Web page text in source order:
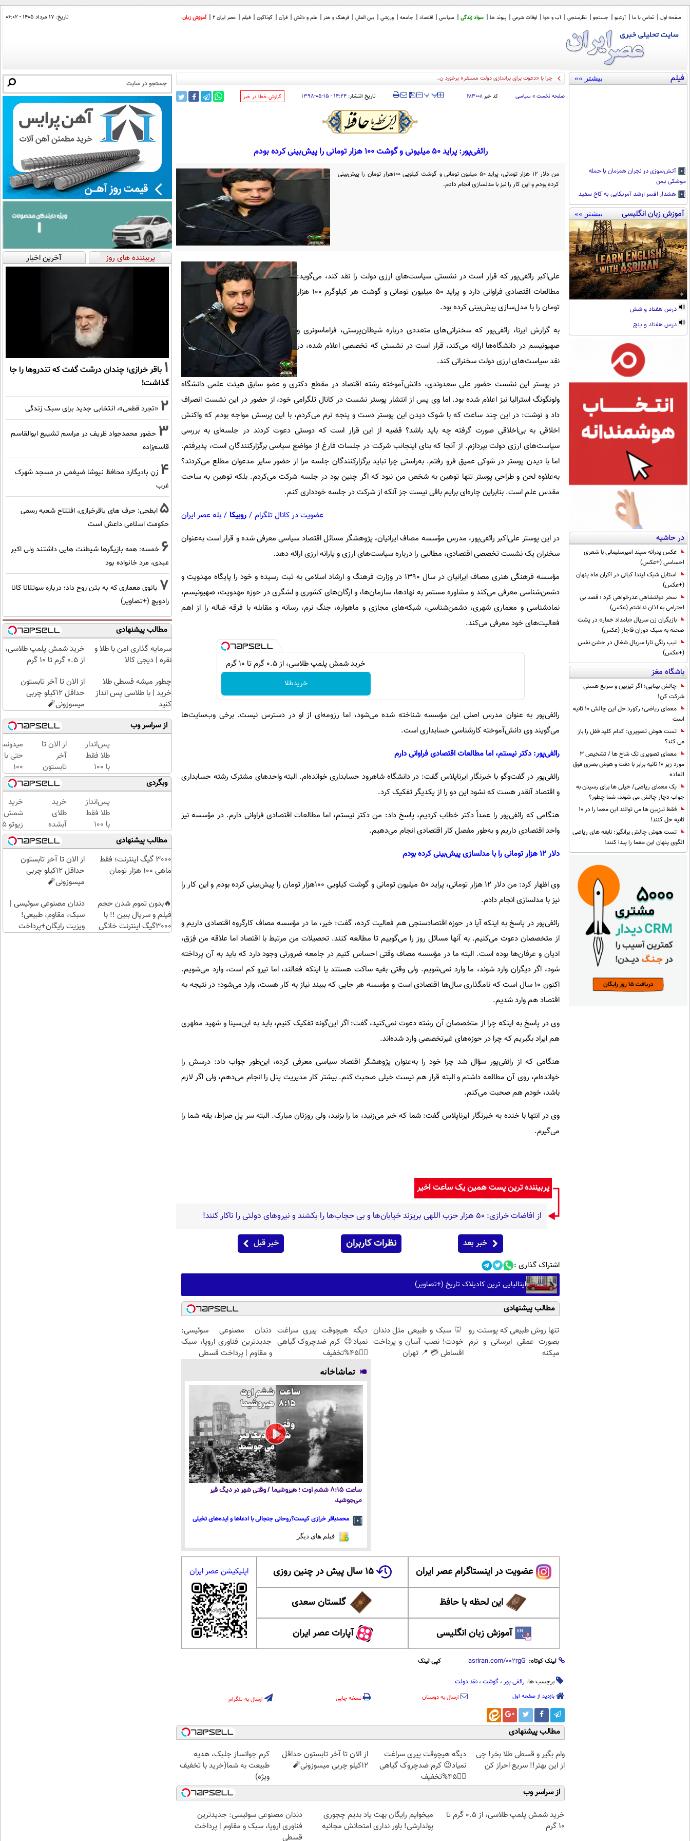
صفحه اول تماس با ما آرشیو جستجو نظرسنجی آب و هوا اوقات شرعی پیوند ها سواد زندگی سیاسی اقتصاد جامعه ورزشی بین الملل فرهنگ و هنر علم و دانش قرآن گوناگون فیلم عصر ایران 2 آموزش زبان تاریخ: ۱۷ مرداد ۱۴۰۵ - ۰۶:۰۲
فیلم بیشتر »»
آتش‌سوزی در نجران همزمان با حمله
موشکی یمن
هشدار افسر ارشد آمریکایی به کاخ سفید
آموزش زبان انگلیسی بیشتر »»
درس هفتاد و شش
درس هفتاد و پنج
در حاشیه
عکس پدرانه سپند امیرسلیمانی با شعری
احساسی (+عکس)
استایل شیک لیندا کیانی در اکران ماه پنهان
(+عکس)
سحر دولتشاهی عذرخواهی کرد ؛ قصد بی
احترامی به اذان نداشتم (عکس)
بازیگران زن سریال «بامداد خمار» در پشت
صحنه به سبک دوران قاجار (عکس)
تیپ رنگی تارا سریال شغال در جشن نفس
(+عکس)
باشگاه مغز
چالش بینایی؛ اگر تیزبین و سریع هستی
شرکت کن!
معمای ریاضی؛ رکورد حل این چالش 10 ثانیه
است
تست هوش تصویری: کدام کلید قفل را باز
می کند؟
معمای تصویری تک شاخ ها / تشخیص 3
مورد زیر 10 ثانیه برابر با دقت و هوش بصری فوق
العاده
یک معمای ریاضی/ خیلی ها برای رسیدن به
جواب دچار چالش می شوند، شما چطور؟
فقط تیزبین ها می توانند این معما را در 10
ثانیه حل کنند!
تست هوش چالش برانگیز: نابغه های ریاضی
الگوی پنهان این معما را پیدا کنند!
چرا با «دعوت برای براندازی دولت مستقر» برخورد نمی شود؟
صفحه نخست » سیاسی کد خبر ۶۸۳۰۰۸ ‍‍‍ پ پ تاریخ انتشار: ۱۴:۲۴ - ۱۵-۰۵-۱۳۹۸ ‌گزارش خطا در خبر
رائفی‌پور: پراید 50 میلیونی و گوشت 100 هزار تومانی را پیش‌بینی کرده بودم
من دلار ۱۲ هزار تومانی، پراید ۵۰ میلیون تومانی و گوشت کیلویی ۱۰۰هزار تومان را پیش‌بینی
کرده بودم و این کار را نیز با مدلسازی انجام دادم.
علی‌اکبر رائفی‌پور که قرار است در نشستی سیاست‌های ارزی دولت را نقد کند، می‌گوید:
مطالعات اقتصادی فراوانی دارد و پراید ۵۰ میلیون تومانی و گوشت هر کیلوگرم ۱۰۰ هزار
تومان را با مدل‌سازی پیش‌بینی کرده بود.
به گزارش ایرنا، رائفی‌پور که سخنرانی‌های متعددی درباره شیطان‌پرستی، فراماسونری و
صهیونیسم در دانشگاه‌ها ارائه می‌کند، قرار است در نشستی که تخصصی اعلام شده، در
نقد سیاست‌های ارزی دولت سخنرانی کند.
در پوستر این نشست حضور علی سعدوندی، دانش‌آموخته رشته اقتصاد در مقطع دکتری و عضو سابق هیئت علمی دانشگاه
ولونگونگ استرالیا نیز اعلام شده بود. اما وی پس از انتشار پوستر نشست در کانال تلگرامی خود، از حضور در این نشست انصراف
داد و نوشت: در این چند ساعت که با شوک دیدن این پوستر دست و پنجه نرم می‌کردم، با این پرسش مواجه بودم که واکنش
اخلاقی به بی‌اخلاقی صورت گرفته چه باید باشد؟ قضیه از این قرار است که دوستی دعوت کردند در جلسه‌ای به بررسی
سیاست‌های ارزی دولت بپردازم. از آنجا که بنای اینجانب شرکت در جلسات فارغ از مواضع سیاسی برگزارکنندگان است، پذیرفتم.
اما با دیدن پوستر در شوکی عمیق فرو رفتم. به‌راستی چرا نباید برگزارکنندگان جلسه مرا از حضور سایر مدعوان مطلع می‌کردند؟
به‌علاوه لحن و طراحی پوستر تنها توهین به شخص من نبود که اگر چنین بود در جلسه شرکت می‌کردم. بلکه توهین به ساحت
مقدس علم است. بنابراین چاره‌ای برایم باقی نیست جز آنکه از شرکت در جلسه خودداری کنم.
عضویت در کانال تلگرام / روبیکا / بله عصر ایران
در این پوستر علی‌اکبر رائفی‌پور، مدرس مؤسسه مصاف ایرانیان، پژوهشگر مسائل اقتصاد سیاسی معرفی شده و قرار است به‌عنوان
سخنران یک نشست تخصصی اقتصادی، مطالبی را درباره سیاست‌های ارزی و یارانه ارزی ارائه دهد.
مؤسسه فرهنگی هنری مصاف ایرانیان در سال ۱۳۹۰ در وزارت فرهنگ و ارشاد اسلامی به ثبت رسیده و خود را پایگاه‌ مهدویت و
دشمن‌شناسی معرفی می‌کند و مشاوره مستمر به نهادها، سازمان‌ها، و ارگان‌های کشوری و لشگری در حوزه مهدویت، صهیونیسم،
نمادشناسی و معماری شهری، دشمن‌شناسی، شبکه‌های مجازی و ماهواره، جنگ نرم، رسانه و مقابله با فرقه ضاله را از اهم
فعالیت‌های خود معرفی می‌کند.
خرید شمش پلمپ طلاسی، از ۰.۵ گرم تا ۱۰ گرم
خریدطلا
رائفی‌پور به عنوان مدرس اصلی این مؤسسه شناخته شده می‌شود، اما رزومه‌ای از او در دسترس نیست. برخی وب‌سایت‌ها
می‌گویند وی دانش‌آموخته کارشناسی حسابداری است.
رائفی‌پور: دکتر نیستم، اما مطالعات اقتصادی فراوانی دارم
رائفی‌پور در گفت‌وگو با خبرنگار ایرناپلاس گفت: در دانشگاه شاهرود حسابداری خوانده‌ام. البته واحدهای مشترک رشته حسابداری
و اقتصاد آنقدر هست که نشود این دو را از یکدیگر تفکیک کرد.
هنگامی که رائفی‌پور را عمداً دکتر خطاب کردیم، پاسخ داد: من دکتر نیستم، اما مطالعات اقتصادی فراوانی دارم. در مؤسسه نیز
واحد اقتصادی داریم و به‌طور مفصل کار اقتصادی انجام می‌دهیم.
دلار ۱۲ هزار تومانی را با مدلسازی پیش‌بینی کرده بودم
وی اظهار کرد: من دلار ۱۲ هزار تومانی، پراید ۵۰ میلیون تومانی و گوشت کیلویی ۱۰۰هزار تومان را پیش‌بینی کرده بودم و این کار را
نیز با مدلسازی انجام دادم.
رائفی‌پور در پاسخ به اینکه آیا در حوزه اقتصادسنجی هم فعالیت کرده، گفت: خیر، ما در مؤسسه مصاف کارگروه اقتصادی داریم و
از متخصصان دعوت می‌کنیم. به آنها مسائل روز را می‌گوییم تا مطالعه کنند. تحصیلات من مرتبط با اقتصاد اما علاقه من فِرَق،
ادیان و عرفان‌ها بوده است. البته ما در مؤسسه مصاف وقتی احساس کنیم در جامعه ضرورتی وجود دارد که باید به آن پرداخته
شود، اگر دیگران وارد شوند، ما وارد نمی‌شویم. ولی وقتی بقیه ساکت هستند یا اینکه فعالند، اما نیرو کم است، وارد می‌شویم.
اکنون ۱۰ سال است که نامگذاری سال‌ها اقتصادی است و مؤسسه هر جایی که ببیند نیاز به کار هست، وارد می‌شود؛ در نتیجه به
اقتصاد هم وارد شدیم.
وی در پاسخ به اینکه چرا از متخصصان آن رشته دعوت نمی‌کنید، گفت: اگر این‌گونه تفکیک کنیم، باید به ابن‌سینا و شهید مطهری
هم ایراد بگیریم که چرا در حوزه‌های غیرتخصصی وارد شده‌اند.
هنگامی که از رائفی‌پور سؤال شد چرا خود را به‌عنوان پژوهشگر اقتصاد سیاسی معرفی کرده، این‌طور جواب داد: درسش را
خوانده‌ام، روی آن مطالعه داشتم و البته قرار هم نیست خیلی صحبت کنم. بیشتر کار مدیریت پنل را انجام می‌دهم، ولی اگر لازم
باشد، خودم هم صحبت می‌کنم.
وی در انتها با خنده به خبرنگار ایرناپلاس گفت: شما که خبر می‌زنید، ما را بزنید، ولی روزتان مبارک. البته سر پل صراط، یقه شما را
می‌گیرم.
پربیننده ترین پست همین یک ساعت اخیر
از افاضات خرازی: ۵۰ هزار حزب اللهی بریزند خیابان‌ها و بی حجاب‌ها را بکشند و نیرو‌های دولتی را ناکار کنند!
خبر بعد نظرات کاربران خبر قبل
اشتراک گذاری :
ایتالیایی ترین کادیلاک تاریخ (+تصاویر)
مطالب پیشنهادی
تنها روش طبیعی که پوستت رو
بصورت عمقی ابرسانی و نرم
میکنه
🦷 سبک و طبیعی مثل دندان
خودت! نصب آسان و پرداخت
اقساطی 💳 📍 تهران
دیگه هیچوقت پیری سراغت
نمیاد😉 کرم ضدچروک گیاهی
👈🏻45%تخفیف
دندان مصنوعی سوئیسی:
جدیدترین فناوری اروپا، سبک
و مقاوم | پرداخت قسطی
تماشاخانه
ساعت ۸:۱۵ ششم اوت ؛ هیروشیما / وقتی شهر در دیگ قیر
می‌جوشید
محمدباقر خرازی کیست؟روحانی جنجالی با ادعاها و ایده‌های تخیلی
فیلم های دیگر
عضویت در اینستاگرام عصر ایران ۱۵ سال پیش در چنین روزی
این لحظه با حافظ گلستان سعدی
آموزش زبان انگلیسی آپارات عصر ایران
اپلیکیشن عصر ایران
لینک کوتاه: کپی لینک
برچسب ها: رائفی پور ، گوشت ، نقد دولت
بازدید از صفحه اول ارسال به دوستان نسخه چاپی ارسال به تلگرام
مطالب پیشنهادی
وام بگیر و قسطی طلا بخر! چی
از این بهتر!! سریع احراز کن
دیگه هیچوقت پیری سراغت
نمیاد😉 کرم ضدچروک گیاهی
👈🏻45%تخفیف
از الان تا آخر تابستون حداقل
12کیلو چربی میسوزونی🧨
کرم جوانساز جلبک، هدیه
طبیعت به شما(خرید با تخفیف
ویژه)
از سراسر وب
خرید شمش پلمپ طلاسی، از ۰.۵ گرم تا
۱۰ گرم
میخوایم رایگان بهت یاد بدیم چجوری
پولدارشی! باور نداری امتحانش مجانیه
دندان مصنوعی سوئیسی: جدیدترین
فناوری اروپا، سبک و مقاوم | پرداخت
قسطی
پربیننده های روز آخرین اخبار
1 باقر خرازی؛ چندان درشت گفت که تندروها را جا
گذاشت!
2 «تجرد قطعی»، انتخابی جدید برای سبک زندگی
3 حضور محمدجواد ظریف در مراسم تشییع ابوالقاسم
قاسم‌زاده
4 زنِ بادیگارد محافظ نیوشا ضیغمی در مسجد شهرک
غرب
5 ابطحی: حرف های باقرخرازی، افتتاح شعبه رسمی
حکومت اسلامی داعش است
6 خمسه: همه بازیگرها شیطنت هایی داشتند ولی اکبر
عبدی، مرد خانواده بود
7 بانوی معماری که به بتن روح داد؛ درباره سوتلانا کانا
رادویچ (+تصاویر)
مطالب پیشنهادی
سرمایه گذاری امن با طلا و
نقره | دیجی کالا
خرید شمش پلمپ طلاسی،
از ۰.۵ گرم تا ۱۰ گرم
چطور میشه قسطی طلا
خرید | با طلاسی پس انداز
کنید
از الان تا آخر تابستون
حداقل 12کیلو چربی
میسوزونی🧨
از سراسر وب
پس‌انداز
طلا فقط
با ۱۰۰
هزارتومان
(امن و
راحت)
از الان تا
آخر
تابستون
حداقل
12کیلو
چربی
میسوزونی
🧨
حتی با
۱۰۰
هم
میتونی
طلا
بخری؟
وبگردی
پس‌انداز
طلا فقط
با ۱۰۰
هزارتومان
(امن و
راحت)
خرید
طلای
آبشده
حتی با
۱۰۰هزارتومان
خرید
شمش
گرمی
عیار
| ضد
مطالب پیشنهادی
3000 گیگ اینترنت؛ فقط
ماهی 100 هزار تومان
از الان تا آخر تابستون
حداقل 12کیلو چربی
میسوزونی🧨
🔥بدون تموم شدن حجم
فیلم و سریال ببین !! با
3000گیگ اینترنت خانگی
دندان مصنوعی سوئیسی |
سبک، مقاوم، طبیعی!
ویزیت رایگان+پرداخت